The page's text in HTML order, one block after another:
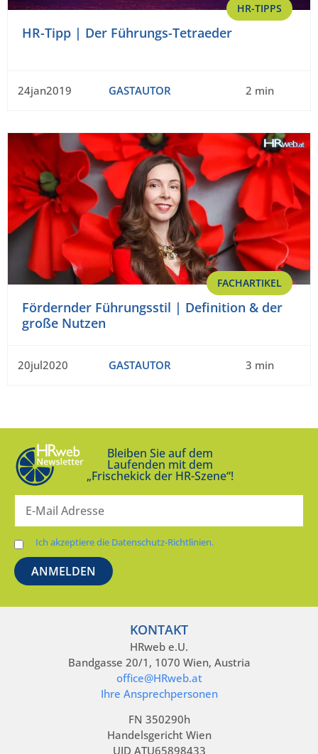
HR-TIPPS
HR-Tipp | Der Führungs-Tetraeder
24jan2019 GASTAUTOR 2 min
FACHARTIKEL
Fördernder Führungsstil | Definition & der
große Nutzen
20jul2020 GASTAUTOR 3 min
Bleiben Sie auf dem
Laufenden mit dem
„Frischekick der HR-Szene“!
Ich akzeptiere die Datenschutz-Richtlinien.
KONTAKT
HRweb e.U.
Bandgasse 20/1, 1070 Wien, Austria
office@HRweb.at
Ihre Ansprechpersonen
FN 350290h
Handelsgericht Wien
UID ATU65898433